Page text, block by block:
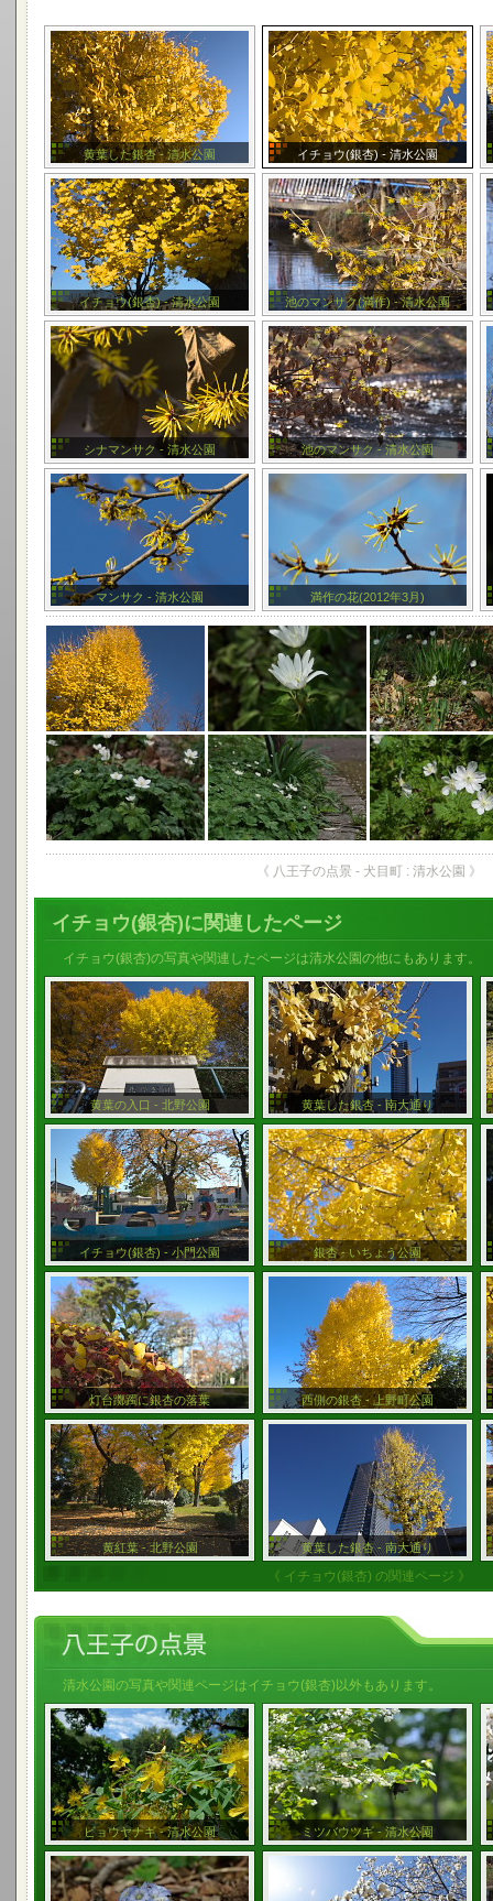
黄葉した銀杏 - 清水公園 イチョウ(銀杏) - 清水公園
イチョウ(銀杏) - 清水公園 池のマンサク(満作) - 清水公園
シナマンサク - 清水公園 池のマンサク - 清水公園
マンサク - 清水公園 満作の花(2012年3月)
《 八王子の点景 - 犬目町 : 清水公園 》
イチョウ(銀杏)に関連したページ
イチョウ(銀杏)の写真や関連したページは清水公園の他にもあります。
黄葉の入口 - 北野公園 黄葉した銀杏 - 南大通り
イチョウ(銀杏) - 小門公園 銀杏 - いちょう公園
灯台躑躅に銀杏の落葉 西側の銀杏 - 上野町公園
黄紅葉 - 北野公園 黄葉した銀杏 - 南大通り
《 イチョウ(銀杏) の関連ページ 》
清水公園の写真や関連ページはイチョウ(銀杏)以外もあります。
ビョウヤナギ - 清水公園 ミツバウツギ - 清水公園